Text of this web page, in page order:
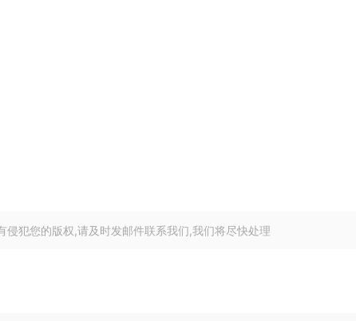
犯您的版权,请及时发邮件联系我们,我们将尽快处理